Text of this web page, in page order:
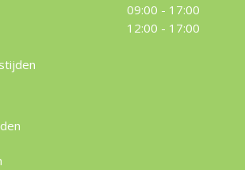
09:00 - 17:00
12:00 - 17:00